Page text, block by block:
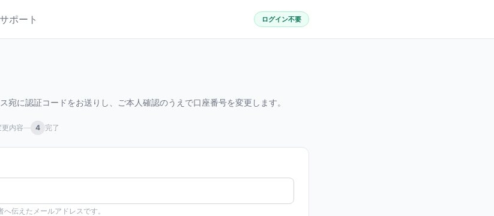
ポート ログイン不要
宛に認証コードをお送りし、ご本人確認のうえで口座番号を変更します。
更内容— 4 完了
伝えたメールアドレスです。